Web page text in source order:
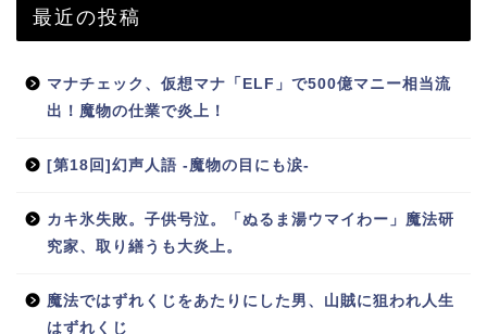
最近の投稿
マナチェック、仮想マナ「ELF」で500億マニー相当流
出！魔物の仕業で炎上！
[第18回]幻声人語 -魔物の目にも涙-
カキ氷失敗。子供号泣。「ぬるま湯ウマイわー」魔法研
究家、取り繕うも大炎上。
魔法ではずれくじをあたりにした男、山賊に狙われ人生
はずれくじ